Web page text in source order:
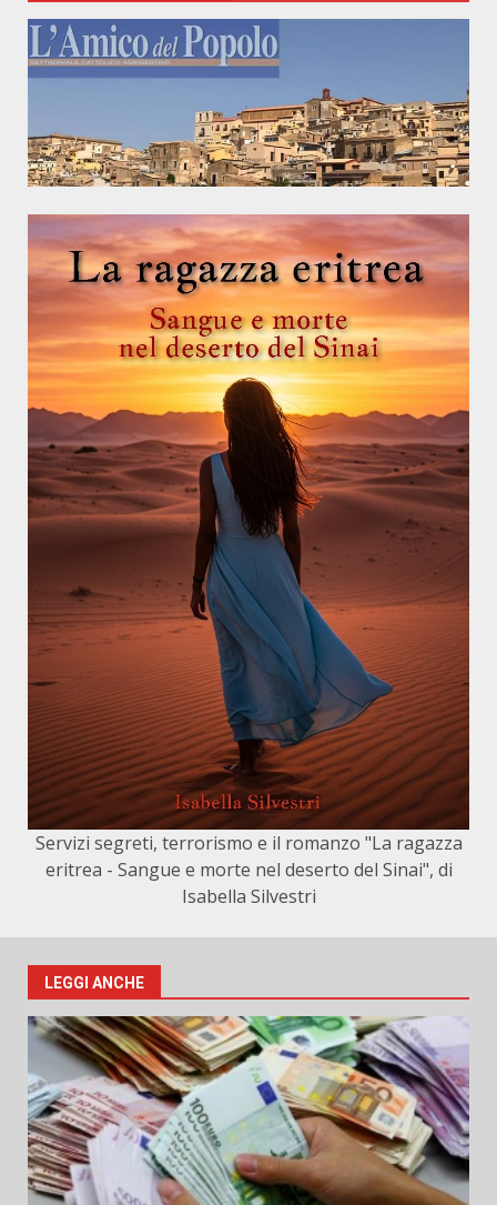
Servizi segreti, terrorismo e il romanzo "La ragazza
eritrea - Sangue e morte nel deserto del Sinai", di
Isabella Silvestri
LEGGI ANCHE